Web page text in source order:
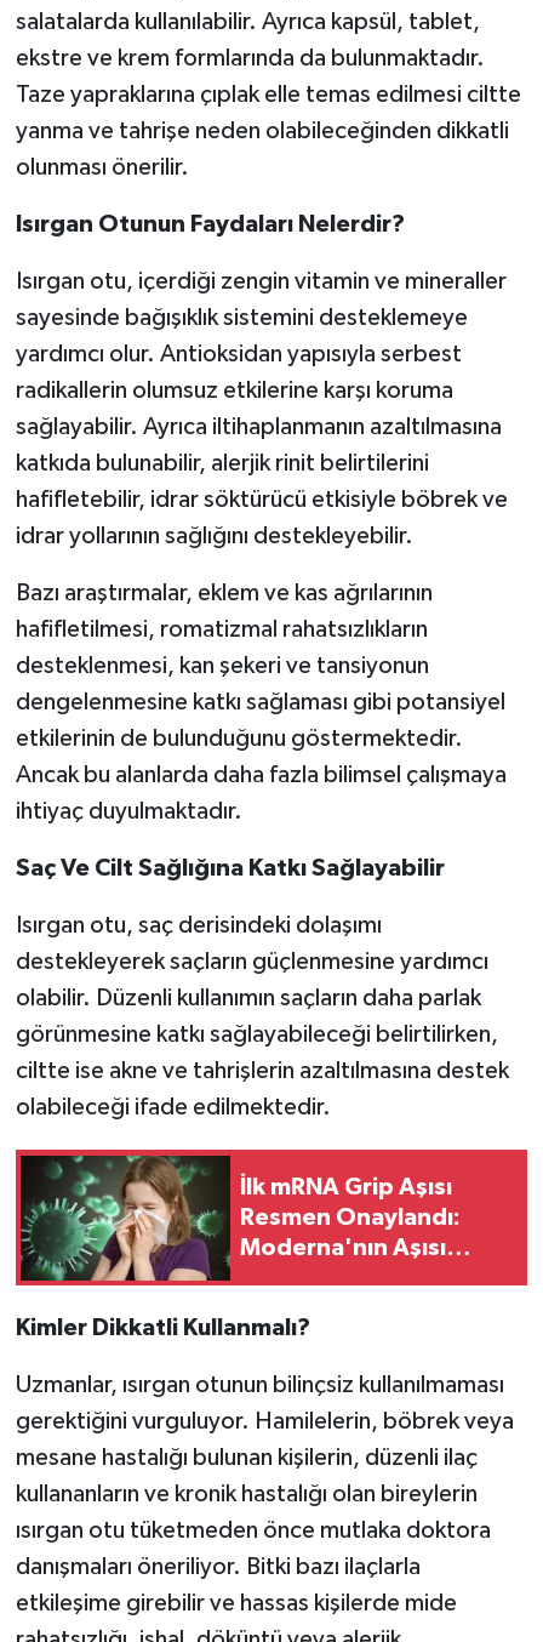
salatalarda kullanılabilir. Ayrıca kapsül, tablet,
ekstre ve krem formlarında da bulunmaktadır.
Taze yapraklarına çıplak elle temas edilmesi ciltte
yanma ve tahrişe neden olabileceğinden dikkatli
olunması önerilir.
Isırgan Otunun Faydaları Nelerdir?
Isırgan otu, içerdiği zengin vitamin ve mineraller
sayesinde bağışıklık sistemini desteklemeye
yardımcı olur. Antioksidan yapısıyla serbest
radikallerin olumsuz etkilerine karşı koruma
sağlayabilir. Ayrıca iltihaplanmanın azaltılmasına
katkıda bulunabilir, alerjik rinit belirtilerini
hafifletebilir, idrar söktürücü etkisiyle böbrek ve
idrar yollarının sağlığını destekleyebilir.
Bazı araştırmalar, eklem ve kas ağrılarının
hafifletilmesi, romatizmal rahatsızlıkların
desteklenmesi, kan şekeri ve tansiyonun
dengelenmesine katkı sağlaması gibi potansiyel
etkilerinin de bulunduğunu göstermektedir.
Ancak bu alanlarda daha fazla bilimsel çalışmaya
ihtiyaç duyulmaktadır.
Saç Ve Cilt Sağlığına Katkı Sağlayabilir
Isırgan otu, saç derisindeki dolaşımı
destekleyerek saçların güçlenmesine yardımcı
olabilir. Düzenli kullanımın saçların daha parlak
görünmesine katkı sağlayabileceği belirtilirken,
ciltte ise akne ve tahrişlerin azaltılmasına destek
olabileceği ifade edilmektedir.
İlk mRNA Grip Aşısı
Resmen Onaylandı:
Moderna'nın Aşısı
Kimler Dikkatli Kullanmalı?
Uzmanlar, ısırgan otunun bilinçsiz kullanılmaması
gerektiğini vurguluyor. Hamilelerin, böbrek veya
mesane hastalığı bulunan kişilerin, düzenli ilaç
kullananların ve kronik hastalığı olan bireylerin
ısırgan otu tüketmeden önce mutlaka doktora
danışmaları öneriliyor. Bitki bazı ilaçlarla
etkileşime girebilir ve hassas kişilerde mide